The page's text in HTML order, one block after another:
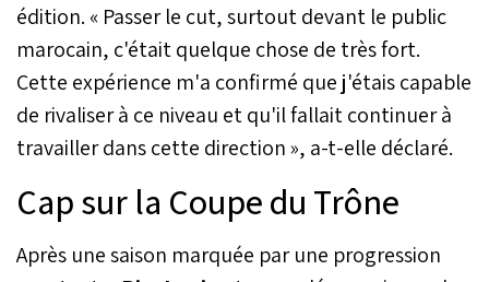
édition. « Passer le cut, surtout devant le public
marocain, c'était quelque chose de très fort.
Cette expérience m'a confirmé que j'étais capable
de rivaliser à ce niveau et qu'il fallait continuer à
travailler dans cette direction », a-t-elle déclaré.
Cap sur la Coupe du Trône
Après une saison marquée par une progression